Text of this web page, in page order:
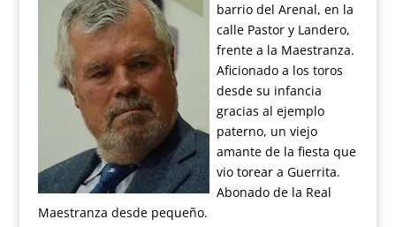
barrio del Arenal, en la
calle Pastor y Landero,
frente a la Maestranza.
Aficionado a los toros
desde su infancia
gracias al ejemplo
paterno, un viejo
amante de la fiesta que
vio torear a Guerrita.
Abonado de la Real
Maestranza desde pequeño.